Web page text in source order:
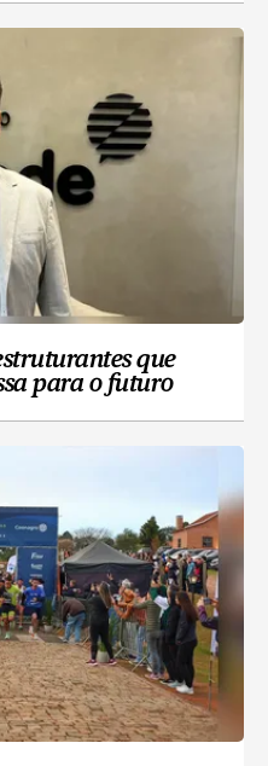
que
para o futuro